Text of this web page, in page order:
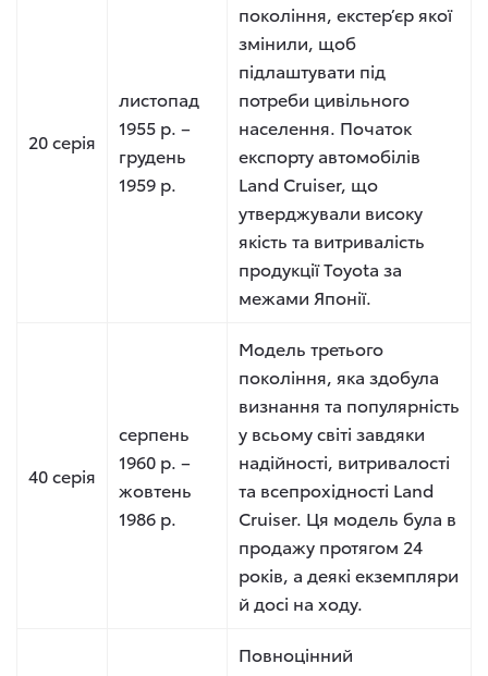
20 серія
листопад
1955 р. –
грудень
1959 р.
покоління, екстер’єр якої
змінили, щоб
підлаштувати під
потреби цивільного
населення. Початок
експорту автомобілів
Land Cruiser, що
утверджували високу
якість та витривалість
продукції Toyota за
межами Японії.
40 серія
серпень
1960 р. –
жовтень
1986 р.
Модель третього
покоління, яка здобула
визнання та популярність
у всьому світі завдяки
надійності, витривалості
та всепрохідності Land
Cruiser. Ця модель була в
продажу протягом 24
років, а деякі екземпляри
й досі на ходу.
Повноцінний